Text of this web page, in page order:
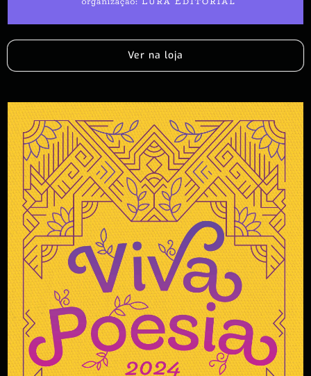
Ver na loja